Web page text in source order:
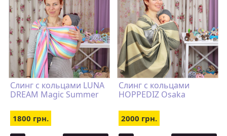
Cлинг с кольцами LUNA
DREAM Magic Summer
1800 грн.
Слинг с кольцами
HOPPEDIZ Osaka
2000 грн.